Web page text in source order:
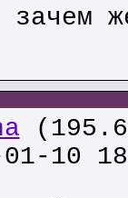
зачем
10